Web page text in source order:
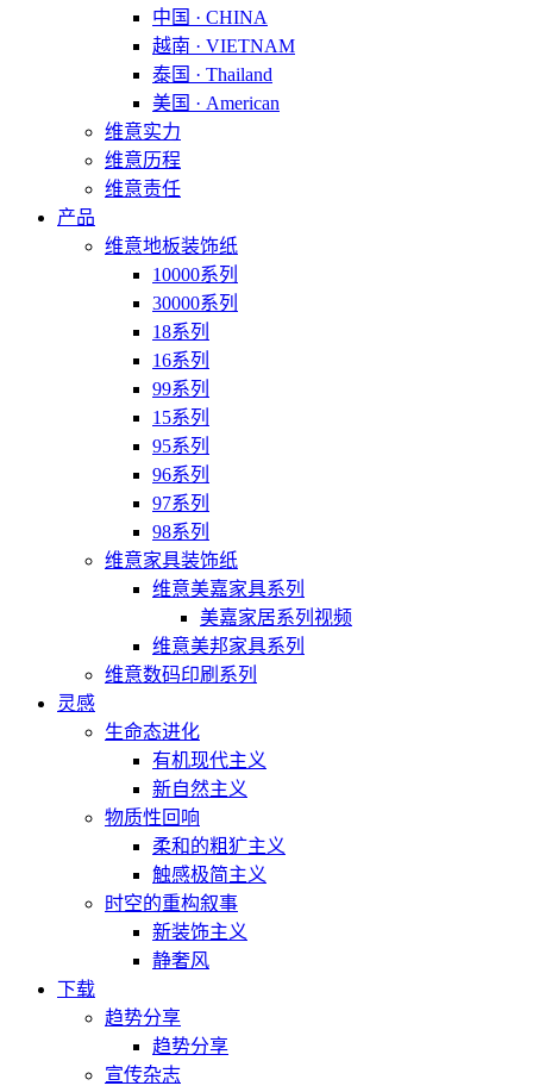
中国 · CHINA
越南 · VIETNAM
泰国 · Thailand
美国 · American
维意实力
维意历程
维意责任
产品
维意地板装饰纸
10000系列
30000系列
18系列
16系列
99系列
15系列
95系列
96系列
97系列
98系列
维意家具装饰纸
维意美嘉家具系列
美嘉家居系列视频
维意美邦家具系列
维意数码印刷系列
灵感
生命态进化
有机现代主义
新自然主义
物质性回响
柔和的粗犷主义
触感极简主义
时空的重构叙事
新装饰主义
静奢风
下载
趋势分享
趋势分享
宣传杂志